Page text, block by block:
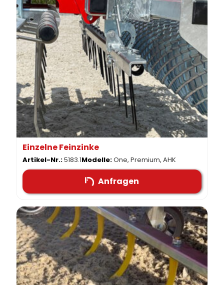
Einzelne Feinzinke
Artikel-Nr.:5183.1Modelle:One, Premium, AHK
Anfragen